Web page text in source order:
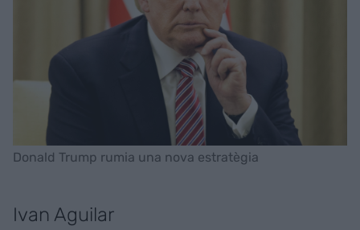
Donald Trump rumia una nova estratègia
Ivan Aguilar